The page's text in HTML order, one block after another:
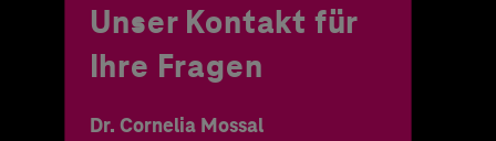
Unser Kontakt für
Ihre Fragen
Dr. Cornelia Mossal